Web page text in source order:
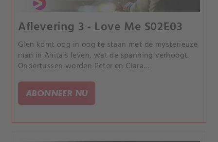
Aflevering 3 - Love Me S02E03
Glen komt oog in oog te staan met de mysterieuze
man in Anita's leven, wat de spanning verhoogt.
Ondertussen worden Peter en Clara
een gezin.
ABONNEER NU